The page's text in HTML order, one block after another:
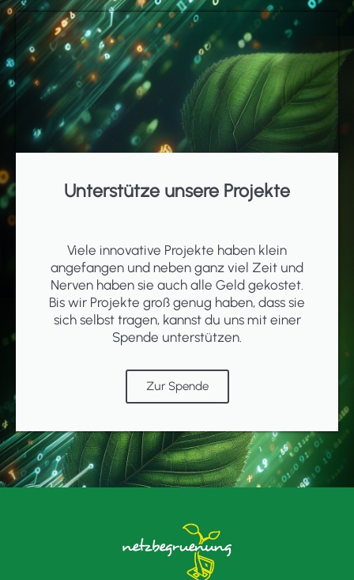
Unterstütze unsere Projekte
Viele innovative Projekte haben klein
angefangen und neben ganz viel Zeit und
Nerven haben sie auch alle Geld gekostet.
Bis wir Projekte groß genug haben, dass sie
sich selbst tragen, kannst du uns mit einer
Spende unterstützen.
Zur Spende